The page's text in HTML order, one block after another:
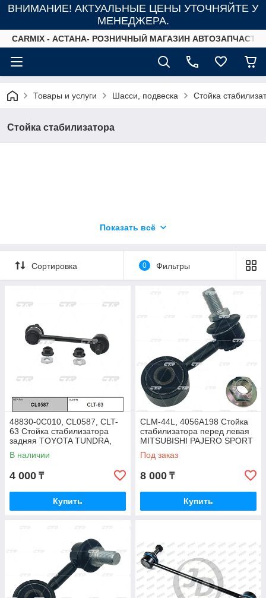
ВНИМАНИЕ! АКТУАЛЬНЫЕ ЦЕНЫ УТОЧНЯЙТЕ У
МЕНЕДЖЕРА.
СARMIX - АСТАНА- РОЗНИЧНЫЙ МАГАЗИН
Товары и услуги Шасси, подвеска Стойка
Стойка стабилизатора
Показать всё
Сортировка 0 Фильтры
48830-0C010, CL0587, CLT-
63 Стойка стабилизатора
задняя TOYOTA TUNDRA,
SEQUOIA 2000-2007
В наличии
4 000 ₸
Купить
CLM-44L, 4056A198 Стойка
стабилизатора перед левая
MITSUBISHI PAJERO SPORT
KS5W, CTR KOREA
Под заказ
8 000 ₸
Купить